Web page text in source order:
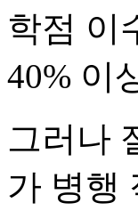
학점 이
40% 이
그러나
가 병행